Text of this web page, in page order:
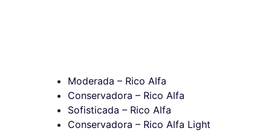
Moderada – Rico Alfa
Conservadora – Rico Alfa
Sofisticada – Rico Alfa
Conservadora – Rico Alfa Light